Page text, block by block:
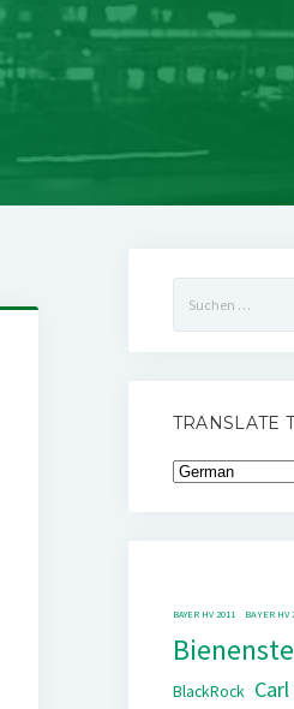
nach:
TRANSLATE
BAYER HV 2011 BAYER HV
BlackRock